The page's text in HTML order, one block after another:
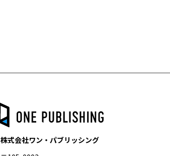
株式会社ワン・パブリッシング